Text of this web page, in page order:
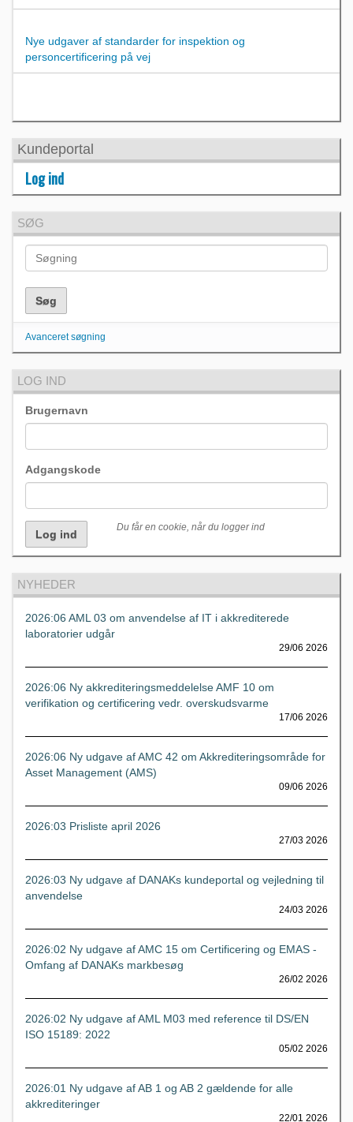
Nye udgaver af standarder for inspektion og
personcertificering på vej
Kundeportal
Log ind
SØG
Avanceret søgning
LOG IND
Brugernavn
Adgangskode
Du får en cookie, når du logger ind
NYHEDER
2026:06 AML 03 om anvendelse af IT i akkrediterede
laboratorier udgår
29/06 2026
2026:06 Ny akkrediteringsmeddelelse AMF 10 om
verifikation og certificering vedr. overskudsvarme
17/06 2026
2026:06 Ny udgave af AMC 42 om Akkrediteringsområde for
Asset Management (AMS)
09/06 2026
2026:03 Prisliste april 2026
27/03 2026
2026:03 Ny udgave af DANAKs kundeportal og vejledning til
anvendelse
24/03 2026
2026:02 Ny udgave af AMC 15 om Certificering og EMAS -
Omfang af DANAKs markbesøg
26/02 2026
2026:02 Ny udgave af AML M03 med reference til DS/EN
ISO 15189: 2022
05/02 2026
2026:01 Ny udgave af AB 1 og AB 2 gældende for alle
akkrediteringer
22/01 2026